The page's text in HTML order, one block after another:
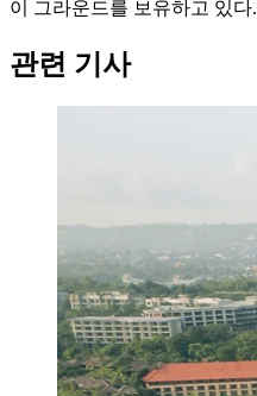
이 그라운드를 보유하고 있다.
관련 기사